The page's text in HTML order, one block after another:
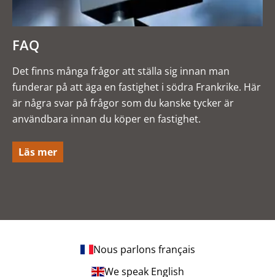
FAQ
Det finns många frågor att ställa sig innan man
funderar på att äga en fastighet i södra Frankrike. Här
är några svar på frågor som du kanske tycker är
användbara innan du köper en fastighet.
Läs mer
Nous parlons français
We speak English